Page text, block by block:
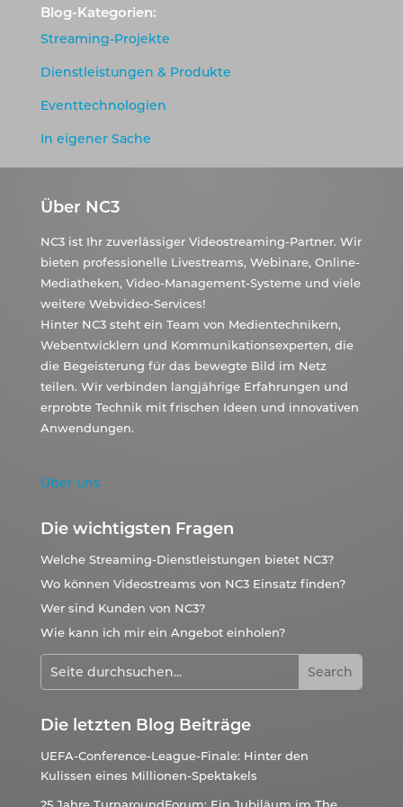
Blog-Kategorien:
Streaming-Projekte
Dienstleistungen & Produkte
Eventtechnologien
In eigener Sache
Über NC3
NC3 ist Ihr zuverlässiger Videostreaming-Partner. Wir
bieten professionelle Livestreams, Webinare, Online-
Mediatheken, Video-Management-Systeme und viele
weitere Webvideo-Services!
Hinter NC3 steht ein Team von Medientechnikern,
Webentwicklern und Kommunikationsexperten, die
die Begeisterung für das bewegte Bild im Netz
teilen. Wir verbinden langjährige Erfahrungen und
erprobte Technik mit frischen Ideen und innovativen
Anwendungen.
Über uns
Die wichtigsten Fragen
Welche Streaming-Dienstleistungen bietet NC3?
Wo können Videostreams von NC3 Einsatz finden?
Wer sind Kunden von NC3?
Wie kann ich mir ein Angebot einholen?
Die letzten Blog Beiträge
UEFA-Conference-League-Finale: Hinter den
Kulissen eines Millionen-Spektakels